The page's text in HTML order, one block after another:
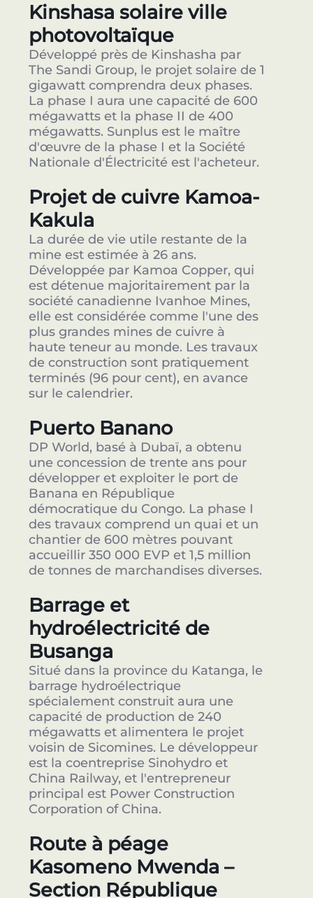
Kinshasa solaire ville
photovoltaïque
Développé près de Kinshasha par
The Sandi Group, le projet solaire de 1
gigawatt comprendra deux phases.
La phase I aura une capacité de 600
mégawatts et la phase II de 400
mégawatts. Sunplus est le maître
d'œuvre de la phase I et la Société
Nationale d'Électricité est l'acheteur.
Projet de cuivre Kamoa-
Kakula
La durée de vie utile restante de la
mine est estimée à 26 ans.
Développée par Kamoa Copper, qui
est détenue majoritairement par la
société canadienne Ivanhoe Mines,
elle est considérée comme l'une des
plus grandes mines de cuivre à
haute teneur au monde. Les travaux
de construction sont pratiquement
terminés (96 pour cent), en avance
sur le calendrier.
Puerto Banano
DP World, basé à Dubaï, a obtenu
une concession de trente ans pour
développer et exploiter le port de
Banana en République
démocratique du Congo. La phase I
des travaux comprend un quai et un
chantier de 600 mètres pouvant
accueillir 350 000 EVP et 1,5 million
de tonnes de marchandises diverses.
Barrage et
hydroélectricité de
Busanga
Situé dans la province du Katanga, le
barrage hydroélectrique
spécialement construit aura une
capacité de production de 240
mégawatts et alimentera le projet
voisin de Sicomines. Le développeur
est la coentreprise Sinohydro et
China Railway, et l'entrepreneur
principal est Power Construction
Corporation of China.
Route à péage
Kasomeno Mwenda –
Section République